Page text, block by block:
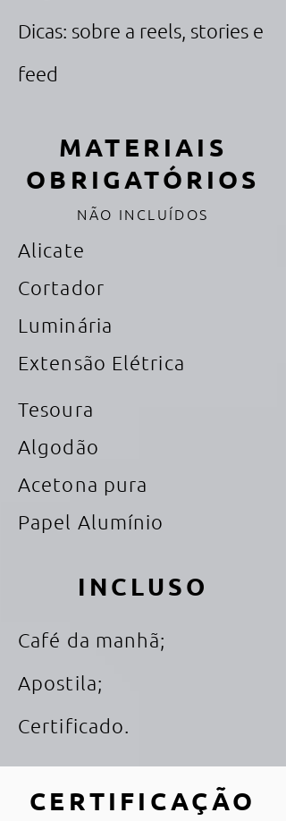
Dicas: sobre a reels, stories e
feed
MATERIAIS
OBRIGATÓRIOS
NÃO INCLUÍDOS
Alicate
Cortador
Luminária
Extensão Elétrica
Tesoura
Algodão
Acetona pura
Papel Alumínio
INCLUSO
Café da manhã;
Apostila;
Certificado.
CERTIFICAÇÃO